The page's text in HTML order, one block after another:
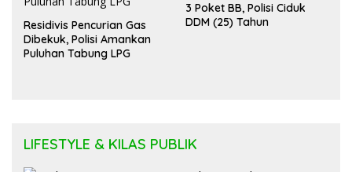
Residivis Pencurian Gas
Dibekuk, Polisi Amankan
Puluhan Tabung LPG
3 Poket BB, Polisi Ciduk
DDM (25) Tahun
LIFESTYLE & KILAS PUBLIK